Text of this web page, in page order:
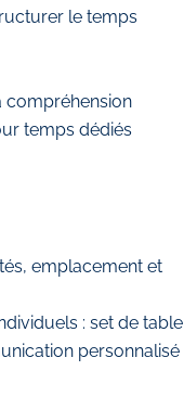
le temps
compréhension
temps dédiés
emplacement et
: set de table
personnalisé